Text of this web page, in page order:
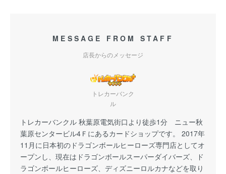
MESSAGE FROM STAFF
店長からのメッセージ
トレカーバンク
ル
トレカーバンクル 秋葉原電気街口より徒歩1分 ニュー秋
葉原センタービル4Ｆにあるカードショップです。 2017年
11月に日本初のドラゴンボールヒーローズ専門店としてオ
ープンし、現在はドラゴンボールスーパーダイバーズ、ド
ラゴンボールヒーローズ、ディズニーロルカナなどを取り